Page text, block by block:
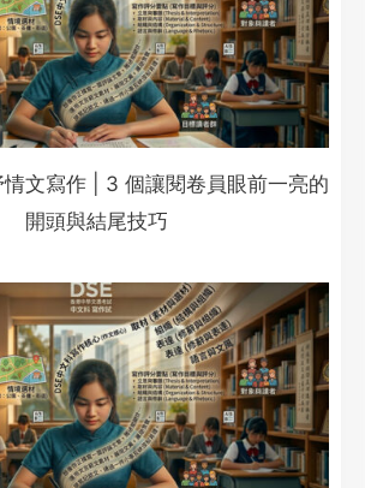
情文寫作 | 3 個讓閱卷員眼前一亮的
開頭與結尾技巧